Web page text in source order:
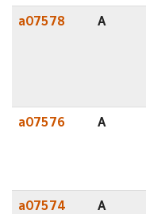
a07578 A
a07576 A
a07574 A